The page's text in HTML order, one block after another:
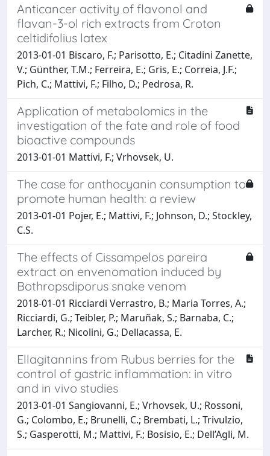
Anticancer activity of flavonol and
flavan-3-ol rich extracts from Croton
celtidifolius latex
2013-01-01 Biscaro, F.; Parisotto, E.; Citadini Zanette,
V.; Günther, T.M.; Ferreira, E.; Gris, E.; Correia, J.F.;
Pich, C.; Mattivi, F.; Filho, D.; Pedrosa, R.
Application of metabolomics in the
investigation of the fate and role of food
bioactive compounds
2013-01-01 Mattivi, F.; Vrhovsek, U.
The case for anthocyanin consumption to
promote human health: a review
2013-01-01 Pojer, E.; Mattivi, F.; Johnson, D.; Stockley,
C.S.
The effects of Cissampelos pareira
extract on envenomation induced by
Bothropsdiporus snake venom
2018-01-01 Ricciardi Verrastro, B.; Maria Torres, A.;
Ricciardi, G.; Teibler, P.; Maruñak, S.; Barnaba, C.;
Larcher, R.; Nicolini, G.; Dellacassa, E.
Ellagitannins from Rubus berries for the
control of gastric inflammation: in vitro
and in vivo studies
2013-01-01 Sangiovanni, E.; Vrhovsek, U.; Rossoni,
G.; Colombo, E.; Brunelli, C.; Brembati, L.; Trivulzio,
S.; Gasperotti, M.; Mattivi, F.; Bosisio, E.; Dell’Agli, M.